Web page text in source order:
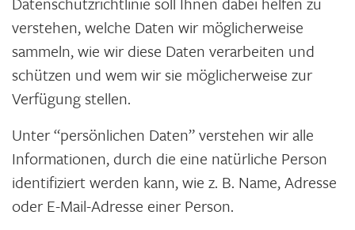
verstehen, welche Daten wir möglicherweise
sammeln, wie wir diese Daten verarbeiten und
schützen und wem wir sie möglicherweise zur
Verfügung stellen.
Unter “persönlichen Daten” verstehen wir alle
Informationen, durch die eine natürliche Person
identifiziert werden kann, wie z. B. Name, Adresse
oder E-Mail-Adresse einer Person.